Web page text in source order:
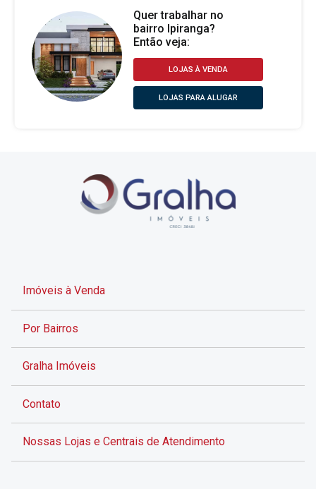
Quer trabalhar no
bairro Ipiranga?
Então veja:
LOJAS À VENDA
LOJAS PARA ALUGAR
Imóveis à Venda
Por Bairros
Gralha Imóveis
Contato
Nossas Lojas e Centrais de Atendimento